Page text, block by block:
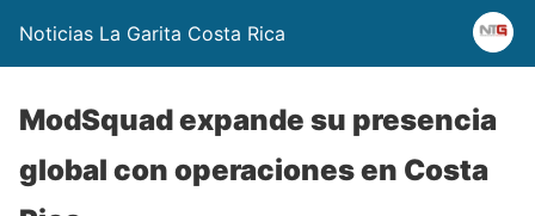
Noticias La Garita Costa Rica
ModSquad expande su presencia
global con operaciones en Costa